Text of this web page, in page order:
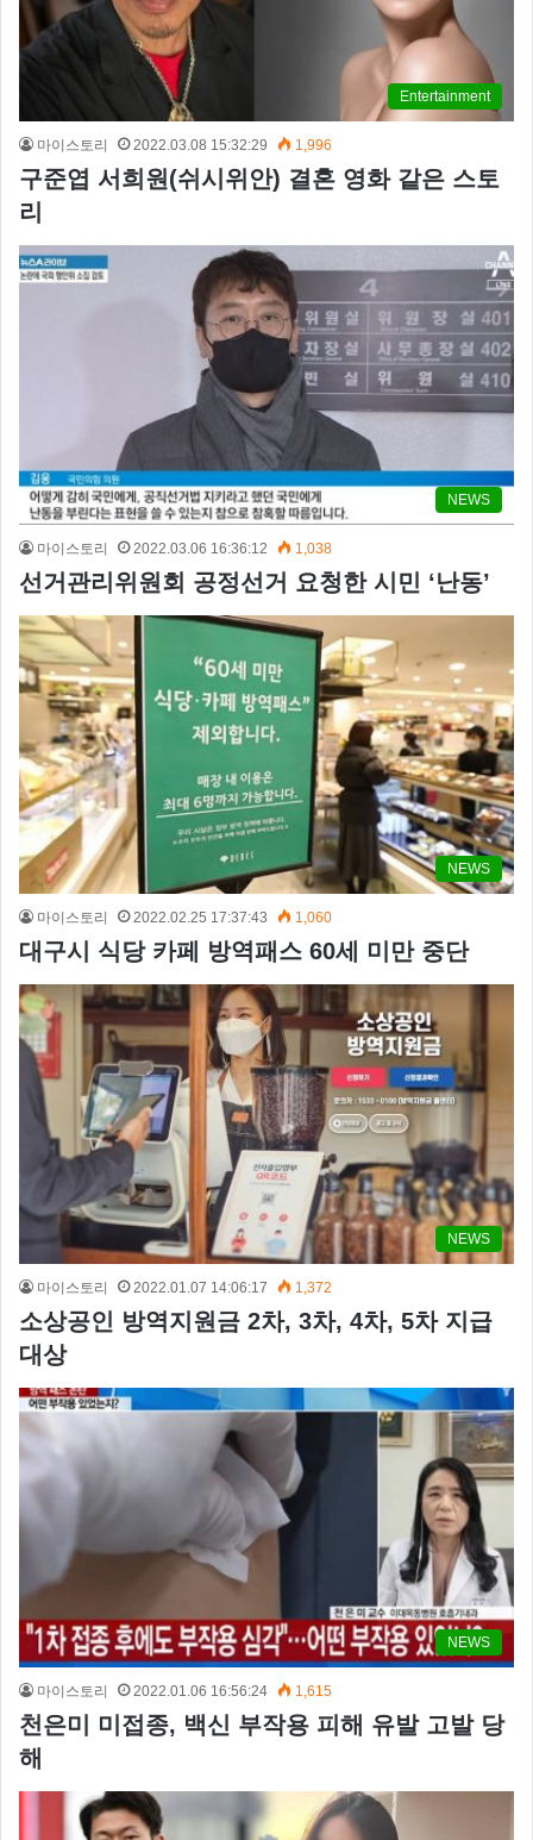
Entertainment
마이스토리 2022.03.08 15:32:29 1,996
구준엽 서희원(쉬시위안) 결혼 영화 같은 스토
리
NEWS
마이스토리 2022.03.06 16:36:12 1,038
선거관리위원회 공정선거 요청한 시민 ‘난동’
NEWS
마이스토리 2022.02.25 17:37:43 1,060
대구시 식당 카페 방역패스 60세 미만 중단
NEWS
마이스토리 2022.01.07 14:06:17 1,372
소상공인 방역지원금 2차, 3차, 4차, 5차 지급
대상
NEWS
마이스토리 2022.01.06 16:56:24 1,615
천은미 미접종, 백신 부작용 피해 유발 고발 당
해